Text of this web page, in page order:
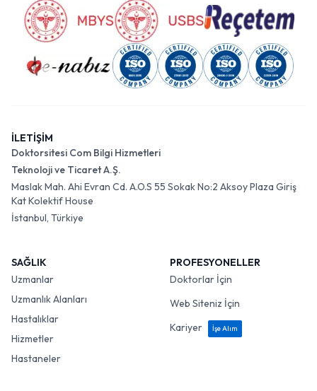
İLETİŞİM
Doktorsitesi Com Bilgi Hizmetleri
Teknoloji ve Ticaret A.Ş.
Maslak Mah. Ahi Evran Cd. A.O.S 55 Sokak No:2 Aksoy Plaza Giriş
Kat Kolektif House
İstanbul, Türkiye
SAĞLIK
Uzmanlar
Uzmanlık Alanları
Hastalıklar
Hizmetler
Hastaneler
PROFESYONELLER
Doktorlar İçin
Web Siteniz İçin
Kariyer
İşe Alım